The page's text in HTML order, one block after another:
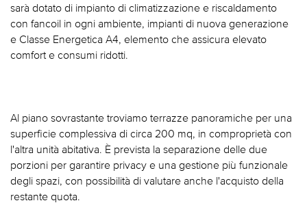
sarà dotato di impianto di climatizzazione e riscaldamento
con fancoil in ogni ambiente, impianti di nuova generazione
e Classe Energetica A4, elemento che assicura elevato
comfort e consumi ridotti.
Al piano sovrastante troviamo terrazze panoramiche per una
superficie complessiva di circa 200 mq, in comproprietà con
l'altra unità abitativa. È prevista la separazione delle due
porzioni per garantire privacy e una gestione più funzionale
degli spazi, con possibilità di valutare anche l'acquisto della
restante quota.